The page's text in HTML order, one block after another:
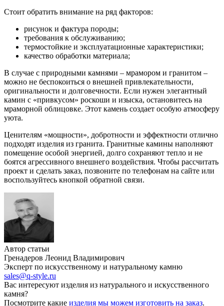
Стоит обратить внимание на ряд факторов:
рисунок и фактура породы;
требования к обслуживанию;
термостойкие и эксплуатационные характеристики;
качество обработки материала;
В случае с природными камнями – мрамором и гранитом –
можно не беспокоиться о внешней привлекательности,
оригинальности и долговечности. Если нужен элегантный
камин с «привкусом» роскоши и изыска, остановитесь на
мраморной облицовке. Этот камень создает особую атмосферу
уюта.
Ценителям «мощности», добротности и эффектности отлично
подходят изделия из гранита. Гранитные камины наполняют
помещение особой энергией, долго сохраняют тепло и не
боятся агрессивного внешнего воздействия. Чтобы рассчитать
проект и сделать заказ, позвоните по телефонам на сайте или
воспользуйтесь кнопкой обратной связи.
Автор статьи
Гренадеров Леонид Владимирович
Эксперт по искусственному и натуральному камню
sales@q-style.ru
Вас интересуют изделия из натурального и искусственного
камня?
Посмотрите какие изделия мы можем изготовить на заказ.